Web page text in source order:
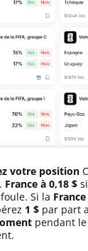
votre position
France à 0,18 $
Si la France
1 $ par part
pendant